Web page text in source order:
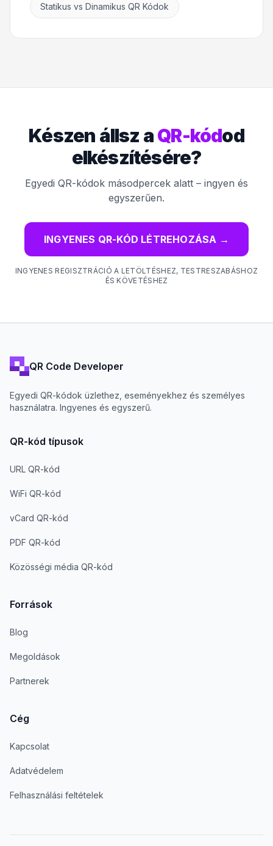
Statikus vs Dinamikus QR Kódok
Készen állsz aQR-kódod
elkészítésére?
Egyedi QR-kódok másodpercek alatt – ingyen és
egyszerűen.
INGYENES QR-KÓD LÉTREHOZÁSA →
INGYENES REGISZTRÁCIÓ A LETÖLTÉSHEZ, TESTRESZABÁSHOZ
ÉS KÖVETÉSHEZ
QR Code Developer
Egyedi QR-kódok üzlethez, eseményekhez és személyes
használatra. Ingyenes és egyszerű.
QR-kód típusok
URL QR-kód
WiFi QR-kód
vCard QR-kód
PDF QR-kód
Közösségi média QR-kód
Források
Blog
Megoldások
Partnerek
Cég
Kapcsolat
Adatvédelem
Felhasználási feltételek